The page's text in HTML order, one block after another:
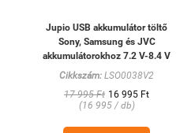
Jupio USB akkumulátor töltő
Sony, Samsung és JVC
akkumulátorokhoz 7.2 V-8.4 V
Cikkszám: LSO0038V2
17 995 Ft 16 995 Ft
(16 995 / db)